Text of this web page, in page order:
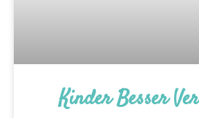
Kinder Besser